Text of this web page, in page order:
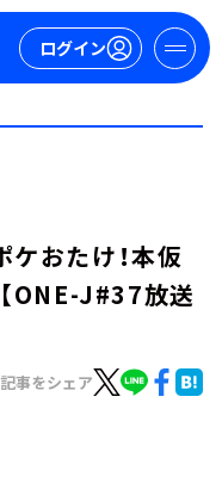
ログイン
おたけ！本仮
ONE-J#37放送
事をシェア